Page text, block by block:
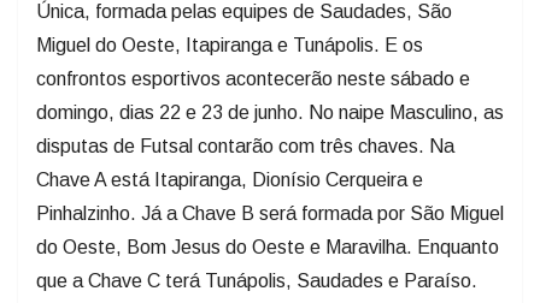
Única, formada pelas equipes de Saudades, São
Miguel do Oeste, Itapiranga e Tunápolis. E os
confrontos esportivos acontecerão neste sábado e
domingo, dias 22 e 23 de junho. No naipe Masculino, as
disputas de Futsal contarão com três chaves. Na
Chave A está Itapiranga, Dionísio Cerqueira e
Pinhalzinho. Já a Chave B será formada por São Miguel
do Oeste, Bom Jesus do Oeste e Maravilha. Enquanto
que a Chave C terá Tunápolis, Saudades e Paraíso.